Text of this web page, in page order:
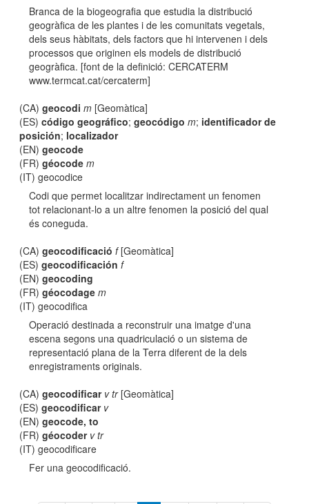
Branca de la biogeografia que estudia la distribució
geogràfica de les plantes i de les comunitats vegetals,
dels seus hàbitats, dels factors que hi intervenen i dels
processos que originen els models de distribució
geogràfica. [font de la definició: CERCATERM
www.termcat.cat/cercaterm]
(CA)geocodi m [Geomàtica]
(ES)código geográfico;geocódigo m; identificador de
posición; localizador
(EN)geocode
(FR)géocode m
(IT) geocodice
Codi que permet localitzar indirectament un fenomen
tot relacionant-lo a un altre fenomen la posició del qual
és coneguda.
(CA)geocodificació f[Geomàtica]
(ES)geocodificación f
(EN)geocoding
(FR)géocodage m
(IT) geocodifica
Operació destinada a reconstruir una imatge d'una
escena segons una quadriculació o un sistema de
representació plana de la Terra diferent de la dels
enregistraments originals.
(CA)geocodificar v tr[Geomàtica]
(ES)geocodificar v
(EN)geocode, to
(FR)géocoder v tr
(IT) geocodificare
Fer una geocodificació.